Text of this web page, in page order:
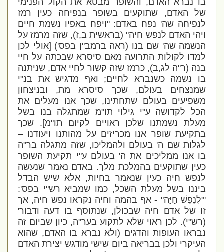
בו נברא האדם, והשופר מבטא את הקול הפנימי
של האדם, שתוקעים בשופר בנפיחה כעין רמז
לנפיחה שה' נפח באדם: "ויפח באפיו נשמת חיים
ויהי האדם לנפש חיה" (בראשית ב,ז), שזה מרמז על
הנשמה שה' שם בנו (ראה ברמב"ן בפס') [אולי לכן
למדו לקולות התרועה מאם סיסרא שבכתה על חיי
בנה (ר"ה לג,ב), כרמז שזה קשור לחיי אדם, שניתנה
בו נשמהכשנברא לחיים; ואף מדגיש את בנ"י
שמנצחים בעולם, שכך סיסרא מת, ובניצחון
משפיעים בעולם שתחתינו, שכך אנו מעלים את
הכל לקדושה ע"י גילוי תו"מ שמתגלה בנו בשל
מעלת נשמתנו שלכן ראויים לקיום תו"מ]. שכך
בתקיעת שופר אנו מכריזים על מהותנו ויעודנו –
לגלות שם ה' בעולם ולהמליכו, שזה מתגלה בר"ה
בו אנו ממליכים את ה' בעולם ע"י תקיעת השופר
כעין שתוקעים בהמלכת מלך. באדם נאמר שנעשה
לנפש חיה כעין שנאמר בחיות, אלא שיש הבדל
ביננו בשל מעלת השכל, כמו שמביא רש"י בפס':
"לְנֶפֶשׁ חַיָּה" - אף בהמה וחיה נקראו נפש חיה, אך
זו של אדם חיה שבכולן, שנתוסף בו דעה ודבור'
(רש"י). לכן ראוי שלא לתקוע בער"ה, כיון שביום זה
נבראו העופות והדגים (ולא נברא בו האדם, שהוא
העיקרי ולכן בבריאה ביום שישי מודגש יצירת האדם